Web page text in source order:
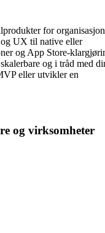
for
UX til native eller
og App Store-
og i tråd med
eller utvikler en
og virksomheter